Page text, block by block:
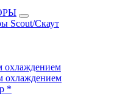
Scout/Скаут
охлаждением
охлаждением
*